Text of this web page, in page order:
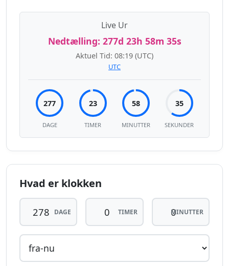
Live Ur
Nedtælling: 277d 23h 58m 35s
Aktuel Tid: 08:19 (UTC)
UTC
277
DAGE
23
TIMER
58
MINUTTER
35
SEKUNDER
Hvad er klokken
DAGE TIMER MINUTTER